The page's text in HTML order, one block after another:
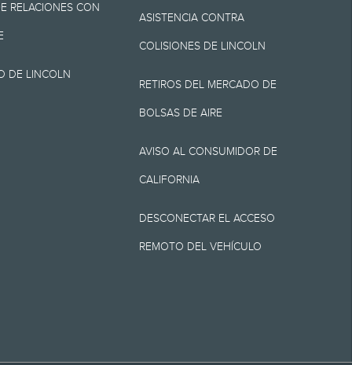
para el
el ahorro de
El millaje real
el ahorro de
RELACIONES CON
DE LINCOLN
ASISTENCIA CONTRA
COLISIONES DE LINCOLN
RETIROS DEL MERCADO DE
BOLSAS DE AIRE
AVISO AL CONSUMIDOR DE
CALIFORNIA
DESCONECTAR EL ACCESO
REMOTO DEL VEHÍCULO